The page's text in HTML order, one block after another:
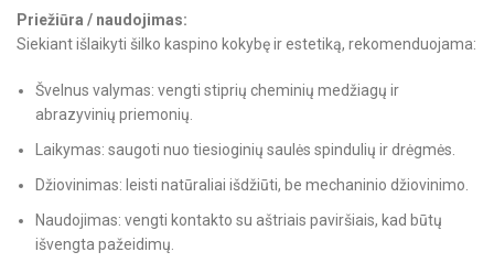
Priežiūra / naudojimas:
Siekiant išlaikyti šilko kaspino kokybę ir estetiką, rekomenduojama:
Švelnus valymas: vengti stiprių cheminių medžiagų ir
abrazyvinių priemonių.
Laikymas: saugoti nuo tiesioginių saulės spindulių ir drėgmės.
Džiovinimas: leisti natūraliai išdžiūti, be mechaninio džiovinimo.
Naudojimas: vengti kontakto su aštriais paviršiais, kad būtų
išvengta pažeidimų.